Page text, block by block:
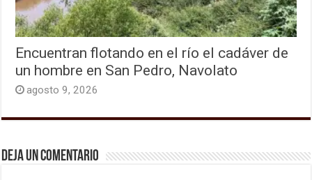
Encuentran flotando en el río el cadáver de
un hombre en San Pedro, Navolato
agosto 9, 2026
Deja un comentario